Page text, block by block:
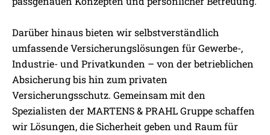
Darüber hinaus bieten wir selbstverständlich
umfassende Versicherungslösungen für Gewerbe-,
Industrie- und Privatkunden – von der betrieblichen
Absicherung bis hin zum privaten
Versicherungsschutz. Gemeinsam mit den
Spezialisten der MARTENS & PRAHL Gruppe schaffen
wir Lösungen, die Sicherheit geben und Raum für